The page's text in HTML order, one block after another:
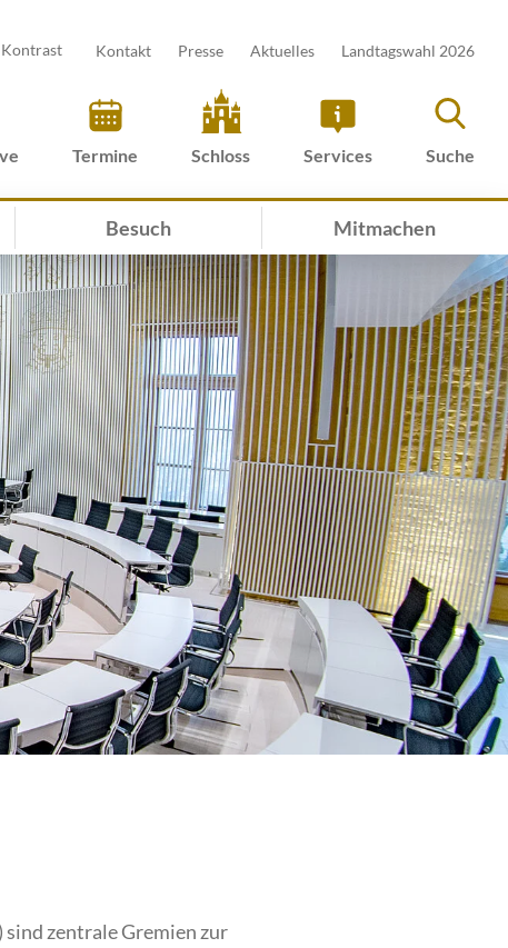
Kontrast Kontakt Presse Aktuelles Landtagswahl 2026
Termine Schloss Services Suche
Besuch Mitmachen
sind zentrale Gremien zur